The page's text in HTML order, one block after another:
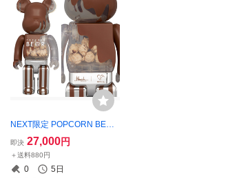
NEXT限定 POPCORN BE@
R Chocolate ver. 400% ベア
ブリック/未開封
即決 27,000円
＋送料880円
0 5日